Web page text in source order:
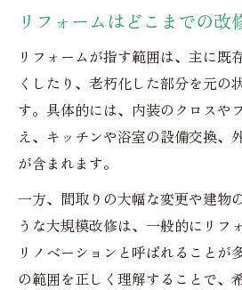
リノベーションとリフォーム
リノベーションとリフ
リフォームとリノベー
ト
リフォームとリノベーシ
で解説
リノベーションとリフォ
違い
リフォームはどこまでの改
リフォームが指す範囲は、主に既
くしたり、老朽化した部分を元の
す。具体的には、内装のクロスや
え、キッチンや浴室の設備交換、
が含まれます。
一方、間取りの大幅な変更や建物
うな大規模改修は、一般的にリフ
リノベーションと呼ばれることが
の範囲を正しく理解することで、